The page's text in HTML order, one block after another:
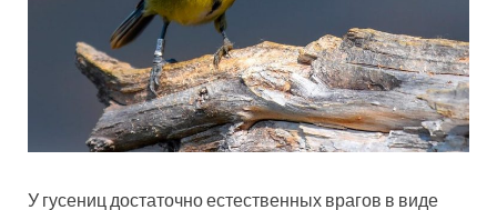
У гусениц достаточно естественных врагов в виде